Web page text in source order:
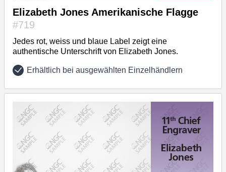
Elizabeth Jones Amerikanische Flagge
#719
Jedes rot, weiss und blaue Label zeigt eine
authentische Unterschrift von Elizabeth Jones.
Erhältlich bei ausgewählten Einzelhändlern